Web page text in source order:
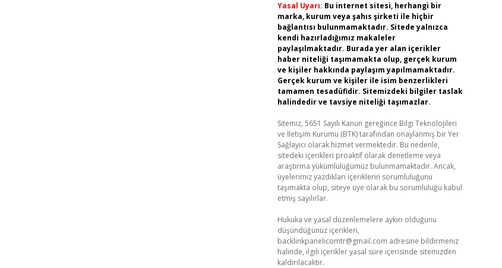
Yasal Uyarı: Bu internet sitesi, herhangi bir
marka, kurum veya şahıs şirketi ile hiçbir
bağlantısı bulunmamaktadır. Sitede yalnızca
kendi hazırladığımız makaleler
paylaşılmaktadır. Burada yer alan içerikler
haber niteliği taşımamakta olup, gerçek kurum
ve kişiler hakkında paylaşım yapılmamaktadır.
Gerçek kurum ve kişiler ile isim benzerlikleri
tamamen tesadüfidir. Sitemizdeki bilgiler taslak
halindedir ve tavsiye niteliği taşımazlar.
Sitemiz, 5651 Sayılı Kanun gereğince Bilgi Teknolojileri
ve İletişim Kurumu (BTK) tarafından onaylanmış bir Yer
Sağlayıcı olarak hizmet vermektedir. Bu nedenle,
sitedeki içerikleri proaktif olarak denetleme veya
araştırma yükümlülüğümüz bulunmamaktadır. Ancak,
üyelerimiz yazdıkları içeriklerin sorumluluğunu
taşımakta olup, siteye üye olarak bu sorumluluğu kabul
etmiş sayılırlar.
Hukuka ve yasal düzenlemelere aykırı olduğunu
düşündüğünüz içerikleri,
backlinkpanelicomtr@gmail.com adresine bildirmeniz
halinde, ilgili içerikler yasal süre içerisinde sitemizden
kaldırılacaktır.